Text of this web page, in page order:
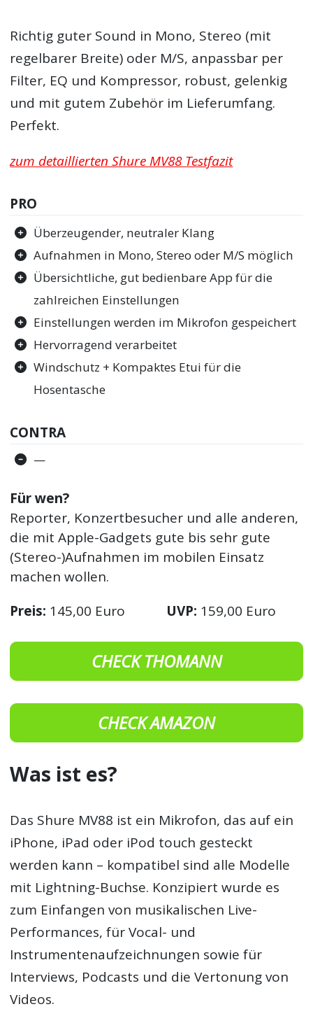
Richtig guter Sound in Mono, Stereo (mit
regelbarer Breite) oder M/S, anpassbar per
Filter, EQ und Kompressor, robust, gelenkig
und mit gutem Zubehör im Lieferumfang.
Perfekt.
zum detaillierten Shure MV88 Testfazit
PRO
Überzeugender, neutraler Klang
Aufnahmen in Mono, Stereo oder M/S möglich
Übersichtliche, gut bedienbare App für die
zahlreichen Einstellungen
Einstellungen werden im Mikrofon gespeichert
Hervorragend verarbeitet
Windschutz + Kompaktes Etui für die
Hosentasche
CONTRA
—
Für wen?
Reporter, Konzertbesucher und alle anderen,
die mit Apple-Gadgets gute bis sehr gute
(Stereo-)Aufnahmen im mobilen Einsatz
machen wollen.
Preis: 145,00 Euro UVP: 159,00 Euro
CHECK THOMANN
CHECK AMAZON
Was ist es?
Das Shure MV88 ist ein Mikrofon, das auf ein
iPhone, iPad oder iPod touch gesteckt
werden kann – kompatibel sind alle Modelle
mit Lightning-Buchse. Konzipiert wurde es
zum Einfangen von musikalischen Live-
Performances, für Vocal- und
Instrumentenaufzeichnungen sowie für
Interviews, Podcasts und die Vertonung von
Videos.